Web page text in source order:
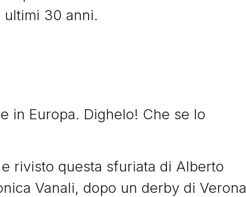
ultimi 30 anni.
in Europa. Dighelo! Che se lo
rivisto questa sfuriata di Alberto
Vanali, dopo un derby di Verona